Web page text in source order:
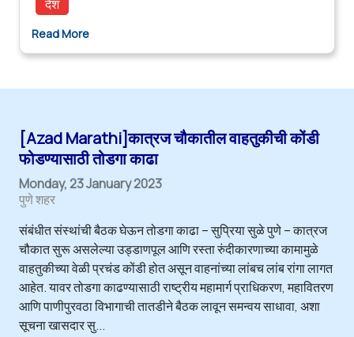
देश
Read More
[Azad Marathi]कात्रज चौकातील वाहतुकीची कोंडी
फोडण्यासाठी तोडगा काढा
Monday, 23 January 2023
पुणे शहर
संबंधीत संस्थांची बैठक घेऊन तोडगा काढा – सुप्रिया सुळे पुणे – कात्रज
चौकात सुरू असलेल्या उड्डाणपूल आणि रस्ता रुंदीकारणाच्या कामामुळे
वाहतुकीच्या वेळी प्रचंड कोंडी होत असून वाहनांच्या लांबच लांब रांगा लागत
आहेत. यावर तोडगा काढण्यासाठी राष्ट्रीय महामार्ग प्राधिकरण, महावितरण
आणि पाणीपुरवठा विभागाची तातडीने बैठक लावून समन्वय साधावा, अशा
सूचना खासदार सु...